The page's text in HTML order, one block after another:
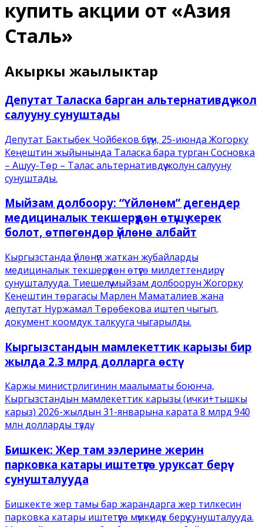
купить акции от «Азия
Сталь»
Акыркы жаңылыктар
Депутат Таласка барган альтернативдүү жол
салууну сунуштады
Депутат Бактыбек Чойбеков бүгүн, 25-июнда Жогорку
Кеңештин жыйынында Таласка бара турган Сосновка
– Ашуу-Төр – Талас альтернативдүү жолун салууну
сунуштады.
Мыйзам долбоору: “Үйлөнөм” дегендер
медициналык текшерүүдөн өтүшү керек
болот, өтпөгөндөр үйлөнө албайт
Кыргызстанда үйлөнүп жаткан жубайларды
медициналык текшерүүдөн өтүүгө милдеттендирүү
сунушталууда. Тиешелүү мыйзам долбоорун Жогорку
Кеңештин төрагасы Марлен Маматалиев жана
депутат Нуржамал Төрөбекова иштеп чыгып,
документ коомдук талкууга чыгарылды.
Кыргызстандын мамлекеттик карызы бир
жылда 2.3 млрд долларга өстү
Каржы министрлигинин маалыматы боюнча,
Кыргызстандын мамлекеттик карызы (ички+тышкы
карыз) 2026-жылдын 31-январына карата 8 млрд 940
млн долларды түздү.
Бишкек: Жер там ээлерине жерин
парковка катары иштетүүгө уруксат берүү
сунушталууда
Бишкекте жер тамы бар жарандарга жер тилкесин
парковка катары иштетүүгө мүмкүндүк берүү сунушталууда.